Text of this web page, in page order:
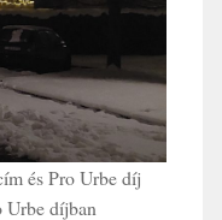
és Pro Urbe díj
Urbe díjban